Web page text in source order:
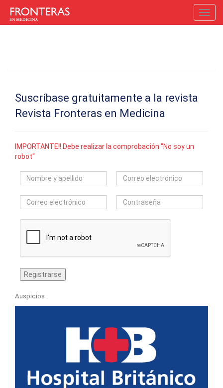
Suscríbase gratuitamente a la revista
Revista Fronteras en Medicina
IMPORTANTE!! Debe realizar la comprobación "No soy un
robot"
Auspicios